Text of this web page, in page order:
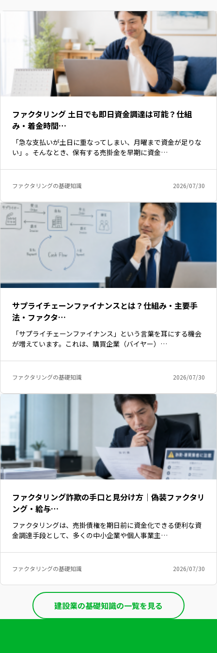
ファクタリング 土日でも即日資金調達は可能？仕組
み・着金時間…
「急な支払いが土日に重なってしまい、月曜まで資金が足りな
い」。そんなとき、保有する売掛金を早期に資金…
ファクタリングの基礎知識 2026/07/30
サプライチェーンファイナンスとは？仕組み・主要手
法・ファクタ…
「サプライチェーンファイナンス」という言葉を耳にする機会
が増えています。これは、購買企業（バイヤー）…
ファクタリングの基礎知識 2026/07/30
ファクタリング詐欺の手口と見分け方｜偽装ファクタリ
ング・給与…
ファクタリングは、売掛債権を期日前に資金化できる便利な資
金調達手段として、多くの中小企業や個人事業主…
ファクタリングの基礎知識 2026/07/30
建設業の基礎知識の一覧を見る
いますぐ無料登録